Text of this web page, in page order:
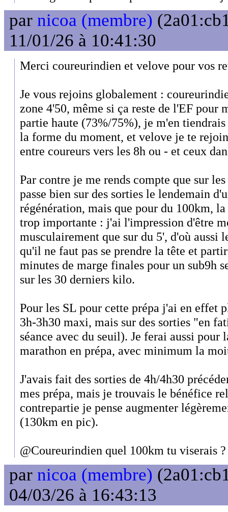
par nicoa (membre)
11/01/26 à 10:41:30
Merci coureurindien et velove pour vos
Je vous rejoins globalement :
zone 4'50, même si ça reste de l'EF pour
partie haute (73%/75%), je m'en
la forme du moment, et velove je te
entre coureurs vers les 8h ou - et ceux
Par contre je me rends compte que sur
passe bien sur des sorties le lendemain
régénération, mais que pour du 100km,
trop importante : j'ai l'impression d'être
musculairement que sur du 5', d'où aussi
qu'il ne faut pas se prendre la tête et
minutes de marge finales pour un sub9h
sur les 30 derniers kilo.
Pour les SL pour cette prépa j'ai en effet
3h-3h30 maxi, mais sur des sorties "en
séance avec du seuil). Je ferai aussi pour
marathon en prépa, avec minimum la
J'avais fait des sorties de 4h/4h30
mes prépa, mais je trouvais le bénéfice
contrepartie je pense augmenter
(130km en pic).
@Coureurindien quel 100km tu viserais ?
par nicoa (membre)
04/03/26 à 16:43:13